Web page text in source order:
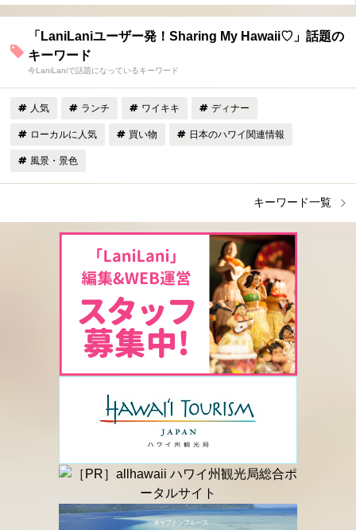
「LaniLaniユーザー発！Sharing My Hawaii♡」話題の
キーワード
今LaniLaniで話題になっているキーワード
人気 ランチ ワイキキ ディナー
ローカルに人気 買い物 日本のハワイ関連情報
風景・景色
キーワード一覧